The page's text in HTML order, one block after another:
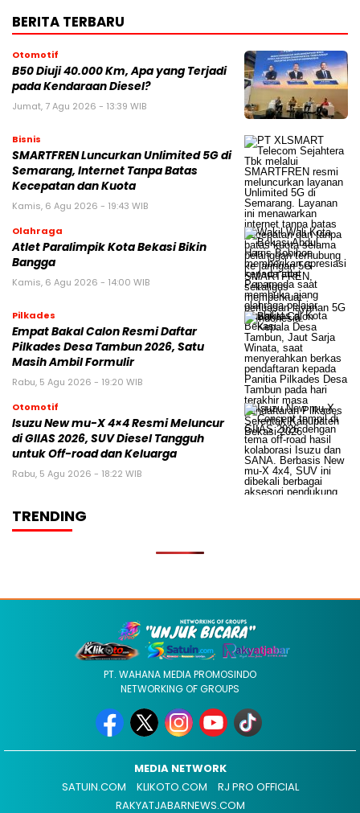
BERITA TERBARU
Otomotif
B50 Diuji 40.000 Km, Apa yang Terjadi
pada Kendaraan Diesel?
Jumat, 7 Agu 2026 - 13:39 WIB
Bisnis
SMARTFREN Luncurkan Unlimited 5G di
Semarang, Internet Tanpa Batas
Kecepatan dan Kuota
Kamis, 6 Agu 2026 - 19:43 WIB
Olahraga
Atlet Paralimpik Kota Bekasi Bikin
Bangga
Kamis, 6 Agu 2026 - 14:00 WIB
Pilkades
Empat Bakal Calon Resmi Daftar
Pilkades Desa Tambun 2026, Satu
Masih Ambil Formulir
Rabu, 5 Agu 2026 - 19:20 WIB
Otomotif
Isuzu New mu-X 4×4 Resmi Meluncur
di GIIAS 2026, SUV Diesel Tangguh
untuk Off-road dan Keluarga
Rabu, 5 Agu 2026 - 18:22 WIB
TRENDING
PT. WAHANA MEDIA PROMOSINDO
NETWORKING OF GROUPS
MEDIA NETWORK
SATUIN.COM
KLIKOTO.COM
RJ PRO OFFICIAL
RAKYATJABARNEWS.COM